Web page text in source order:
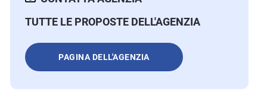
TUTTE LE PROPOSTE DELL'AGENZIA
PAGINA DELL'AGENZIA